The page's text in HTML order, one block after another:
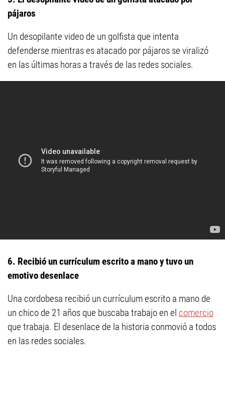
pájaros
Un desopilante video de un golfista que intenta
defenderse mientras es atacado por pájaros se viralizó
en las últimas horas a través de las redes sociales.
6. Recibió un currículum escrito a mano y tuvo un
emotivo desenlace
Una cordobesa recibió un currículum escrito a mano de
un chico de 21 años que buscaba trabajo en el comercio
que trabaja. El desenlace de la historia conmovió a todos
en las redes sociales.